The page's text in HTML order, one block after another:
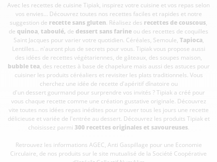
Avec les recettes de cuisine Tipiak, inspirez votre cuisine et vos repas selon
vos envies... Découvrez toutes nos recettes faciles et rapides et notre
suggestion de recette sans gluten. Réalisez des recettes de couscous,
de quinoa, taboulé, de dessert sans farine ou des recettes de coquilles
Saint Jacques pour varier votre quotidien. Céréales, Semoule, Tapioca,
Lentilles... n'auront plus de secrets pour vous. Tipiak vous propose aussi
des idées de recettes végétariennes, de gâteaux, des soupes maison,
bubble tea, des recettes à base de chapelure mais aussi des astuces pour
cuisiner les produits céréaliers et revisiter les plats traditionnels. Vous
cherchez une idée de recette d'apéritif dînatoire ou
d'un dessert gourmand pour surprendre vos invités ? Tipiak a créé pour
vous chaque recette comme une création gustative originale. Découvrez
vite toutes nos idées repas inédites pour trouver tous les jours une recette
délicieuse et variée de l'entrée au dessert. Découvrez les produits Tipiak et
choisissez parmi 300 recettes originales et savoureuses.
Retrouvez les informations AGEC, Anti Gaspillage pour une Economie
Circulaire, de nos produits sur le site mutualisé de la Société Coopérative